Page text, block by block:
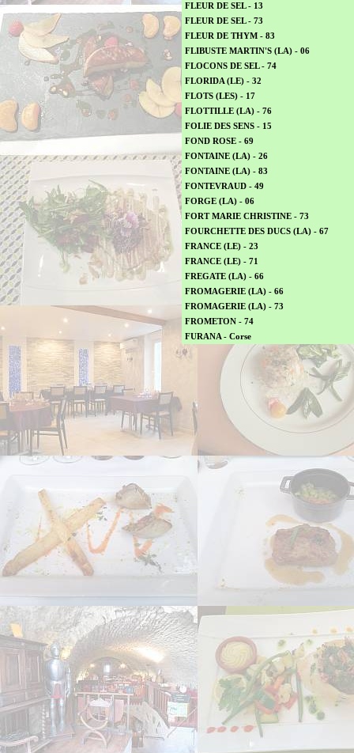
FLEUR DE SEL - 13
FLEUR DE SEL - 73
FLEUR DE THYM - 83
FLIBUSTE MARTIN'S (LA) - 06
FLOCONS DE SEL - 74
FLORIDA (LE) - 32
FLOTS (LES) - 17
FLOTTILLE (LA) - 76
FOLIE DES SENS - 15
FOND ROSE - 69
FONTAINE (LA) - 26
FONTAINE (LA) - 83
FONTEVRAUD - 49
FORGE (LA) - 06
FORT MARIE CHRISTINE - 73
FOURCHETTE DES DUCS (LA) - 67
FRANCE (LE) - 23
FRANCE (LE) - 71
FREGATE (LA) - 66
FROMAGERIE (LA) - 66
FROMAGERIE (LA) - 73
FROMETON - 74
FURANA - Corse